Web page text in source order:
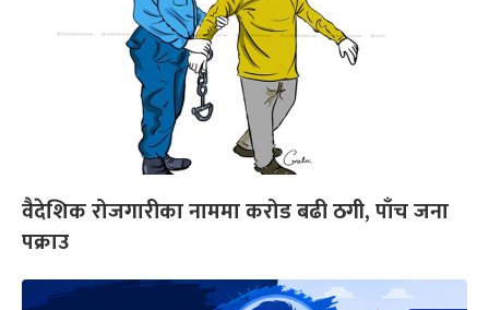
वैदेशिक रोजगारीका नाममा करोड बढी ठगी, पाँच जना
पक्राउ